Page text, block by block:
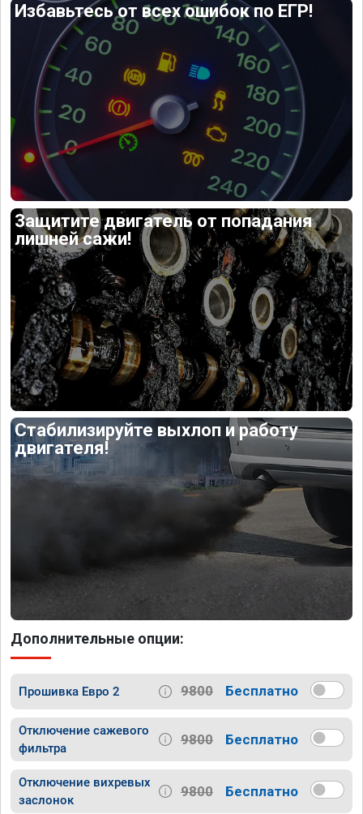
Избавьтесь от всех ошибок по ЕГР!
Защитите двигатель от попадания
лишней сажи!
Стабилизируйте выхлоп и работу
двигателя!
Дополнительные опции:
Прошивка Евро 2 9800 Бесплатно
Отключение сажевого
фильтра
9800 Бесплатно
Отключение вихревых
заслонок
9800 Бесплатно